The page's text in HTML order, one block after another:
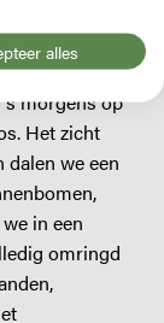
twee miljoen
van meer
morgens op
Het zicht
dalen we een
in een
omringd
alles